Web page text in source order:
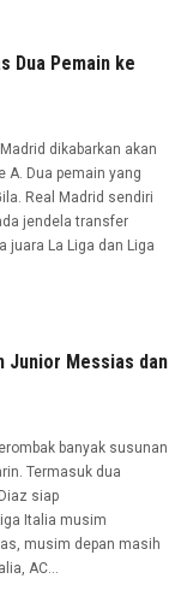
Dua Pemain ke
dikabarkan akan
A. Dua pemain yang
Real Madrid sendiri
jendela transfer
juara La Liga dan Liga
Junior Messias dan
banyak susunan
Termasuk dua
siap
Italia musim
musim depan masih
AC...